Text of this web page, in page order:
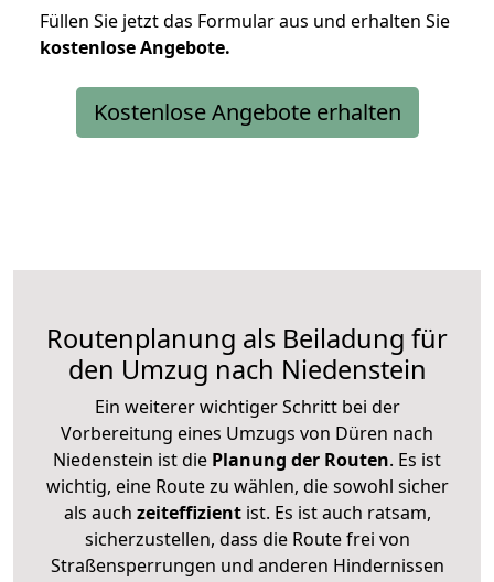
Füllen Sie jetzt das Formular aus und erhalten Sie
kostenloseAngebote.
Kostenlose Angebote erhalten
Routenplanung als Beiladung für
den Umzug nach Niedenstein
Ein weiterer wichtiger Schritt bei der
Vorbereitung eines Umzugs von Düren nach
Niedenstein ist die Planung der Routen. Es ist
wichtig, eine Route zu wählen, die sowohl sicher
als auch zeiteffizientist. Es ist auch ratsam,
sicherzustellen, dass die Route frei von
Straßensperrungen und anderen Hindernissen